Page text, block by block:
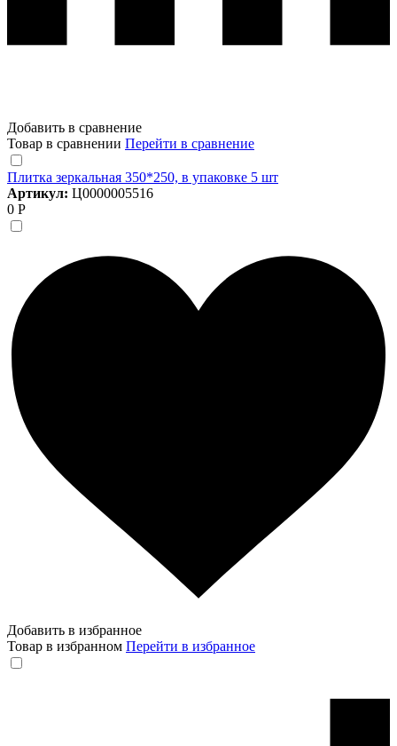
Добавить в сравнение
Товар в сравнении Перейти в сравнение
Плитка зеркальная 350*250, в упаковке 5 шт
Артикул: Ц0000005516
0 Р
Добавить в избранное
Товар в избранном Перейти в избранное